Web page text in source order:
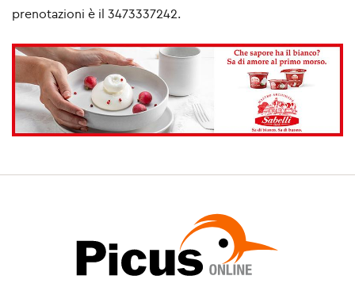
prenotazioni è il 3473337242.